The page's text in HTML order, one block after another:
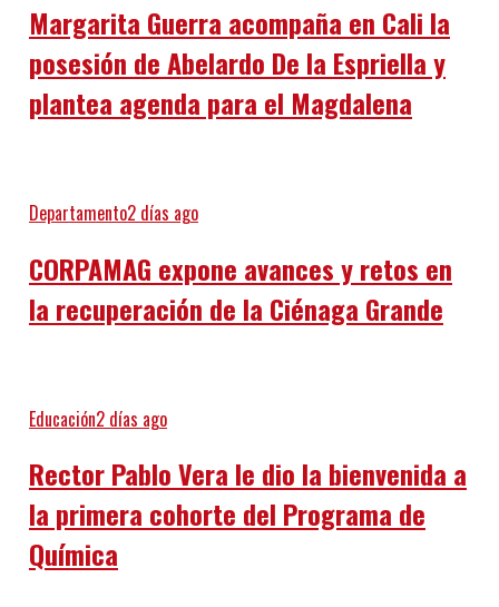
Margarita Guerra acompaña en Cali la
posesión de Abelardo De la Espriella y
plantea agenda para el Magdalena
Departamento2 días ago
CORPAMAG expone avances y retos en
la recuperación de la Ciénaga Grande
Educación2 días ago
Rector Pablo Vera le dio la bienvenida a
la primera cohorte del Programa de
Química